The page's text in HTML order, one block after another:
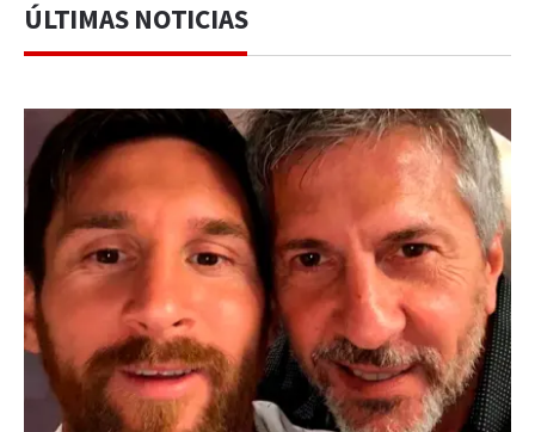
ÚLTIMAS NOTICIAS